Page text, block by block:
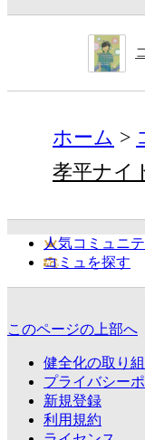
ホーム
孝平ナイ
人気コミュニ
コミュを探す
このページの上部へ
健全化の取り
プライバシー
新規登録
利用規約